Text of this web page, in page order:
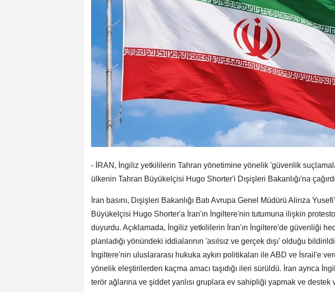
- İRAN, İngiliz yetkililerin Tahran yönetimine yönelik 'güvenlik
ülkenin Tahran Büyükelçisi Hugo Shorter'i Dışişleri Bakanlığı'na
İran basını, Dışişleri Bakanlığı Batı Avrupa Genel Müdürü Alirıza
Büyükelçisi Hugo Shorter'a İran'ın İngiltere'nin tutumuna ilişkin
duyurdu. Açıklamada, İngiliz yetkililerin İran'ın İngiltere'de güvenliği
planladığı yönündeki iddialarının 'asılsız ve gerçek dışı' olduğu
İngiltere'nin uluslararası hukuka aykırı politikaları ile ABD ve İsrail'e
yönelik eleştirilerden kaçma amacı taşıdığı ileri sürüldü. İran ayrıca
terör ağlarına ve şiddet yanlısı gruplara ev sahipliği yapmak ve destek